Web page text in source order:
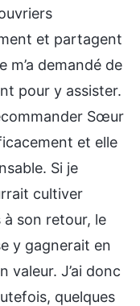
et partagent
m’a demandé de
pour y assister.
Sœur
et elle
Si je
cultiver
son retour, le
y gagnerait en
valeur. J’ai donc
quelques